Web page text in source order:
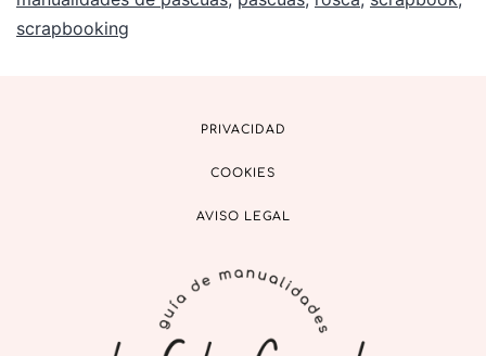
scrapbooking
PRIVACIDAD
COOKIES
AVISO LEGAL